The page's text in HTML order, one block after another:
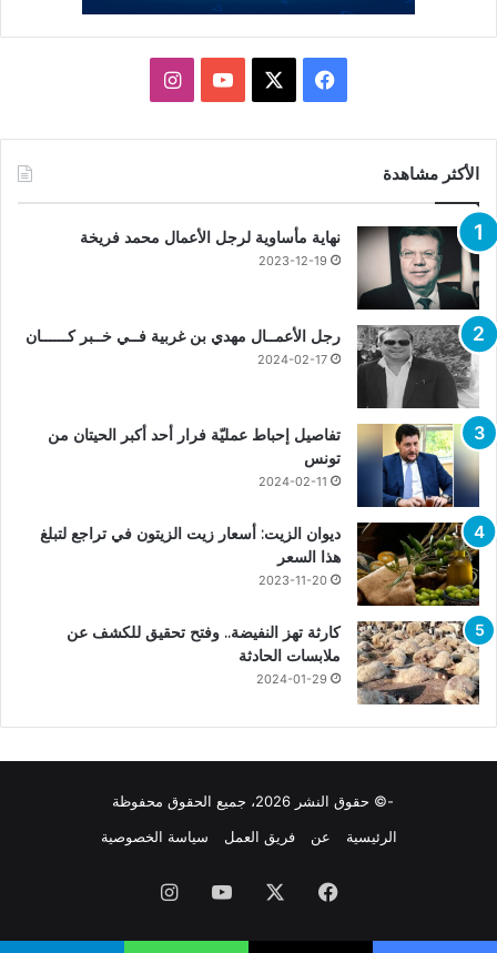
فيسبوك يوتيوبانستقرام
الأكثر مشاهدة
نهاية مأساوية لرجل الأعمال محمد فريخة
2023-12-19
رجل الأعمــال مهدي بن غربية فــي خــبر كــــــان
2024-02-17
تفاصيل إحباط عمليّة فرار أحد أكبر الحيتان من
تونس
2024-02-11
ديوان الزيت: أسعار زيت الزيتون في تراجع لتبلغ
هذا السعر
2023-11-20
كارثة تهز النفيضة.. وفتح تحقيق للكشف عن
ملابسات الحادثة
2024-01-29
-© حقوق النشر 2026، جميع الحقوق محفوظة
الرئيسية
عن فريق العمل سياسة الخصوصية
فيسبوك يوتيوبانستقرام